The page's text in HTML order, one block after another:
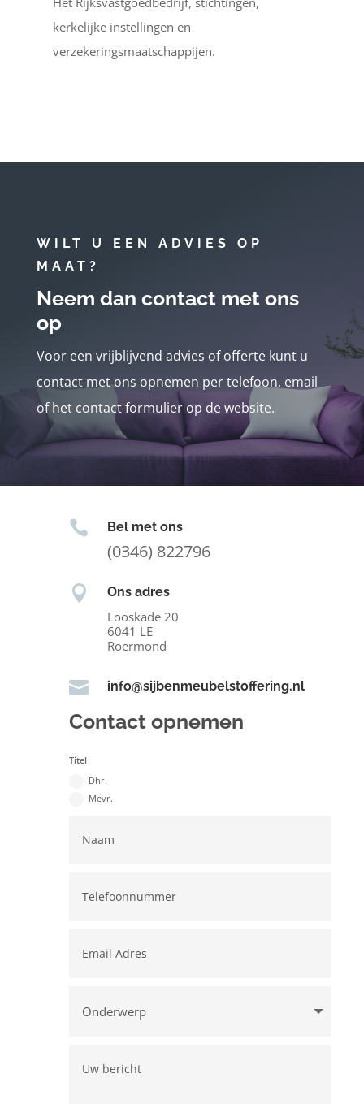
kerkelijke instellingen en
verzekeringsmaatschappijen.
WILT U EEN ADVIES OP
MAAT?
Neem dan contact met ons
op
Voor een vrijblijvend advies of offerte kunt u
contact met ons opnemen per telefoon, email
of het contact formulier op de website.
 Bel met ons
(0346) 822796
 Ons adres
Looskade 20
6041 LE
Roermond
 info@sijbenmeubelstoffering.nl
Contact opnemen
Titel
Dhr.
Mevr.